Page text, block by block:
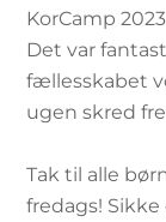
KorCamp
Det var
fællesskabet
ugen skred
Tak til alle
fredags!